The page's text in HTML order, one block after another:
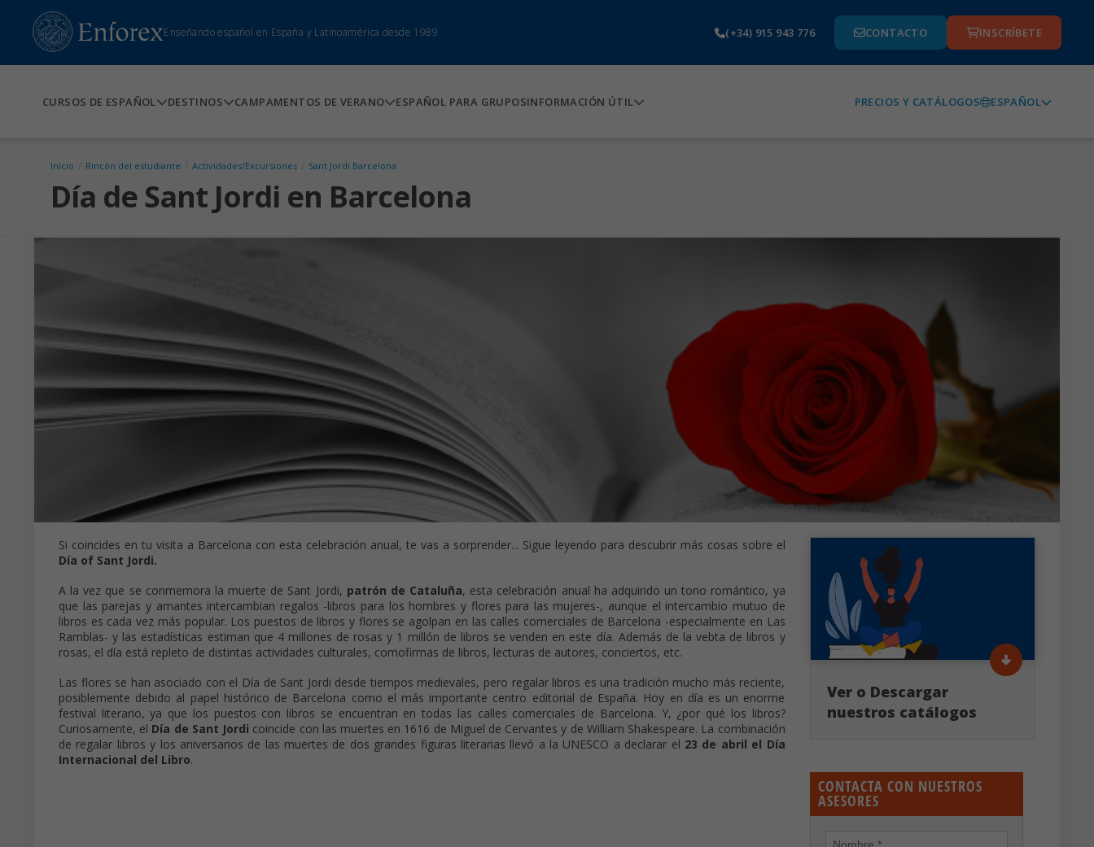
Enseñando español en España y Latinoamérica desde 1989 (+34) 915 943 776 CONTACTO INSCRÍBETE
CURSOS DE ESPAÑOL DESTINOS CAMPAMENTOS DE VERANO ESPAÑOL PARA GRUPOSINFORMACIÓN ÚTIL PRECIOS Y CATÁLOGOS ESPAÑOL
Inicio Rincón del estudiante Actividades/Excursiones Sant Jordi Barcelona
Día de Sant Jordi en Barcelona
Si coincides en tu visita a Barcelona con esta celebración anual, te vas a sorprender... Sigue leyendo para descubrir más cosas sobre el
Día of Sant Jordi.
A la vez que se conmemora la muerte de Sant Jordi, patrón de Cataluña, esta celebración anual ha adquirido un tono romántico, ya
que las parejas y amantes intercambian regalos -libros para los hombres y flores para las mujeres-, aunque el intercambio mutuo de
libros es cada vez más popular. Los puestos de libros y flores se agolpan en las calles comerciales de Barcelona -especialmente en Las
Ramblas- y las estadísticas estiman que 4 millones de rosas y 1 millón de libros se venden en este día. Además de la vebta de libros y
rosas, el día está repleto de distintas actividades culturales, comofirmas de libros, lecturas de autores, conciertos, etc.
Las flores se han asociado con el Día de Sant Jordi desde tiempos medievales, pero regalar libros es una tradición mucho más reciente,
posiblemente debido al papel histórico de Barcelona como el más importante centro editorial de España. Hoy en día es un enorme
festival literario, ya que los puestos con libros se encuentran en todas las calles comerciales de Barcelona. Y, ¿por qué los libros?
Curiosamente, el Día de Sant Jordi coincide con las muertes en 1616 de Miguel de Cervantes y de William Shakespeare. La combinación
de regalar libros y los aniversarios de las muertes de dos grandes figuras literarias llevó a la UNESCO a declarar el 23 de abril el Día
Internacional del Libro.
Ver o Descargar
nuestros catálogos
CONTACTA CON NUESTROS
ASESORES